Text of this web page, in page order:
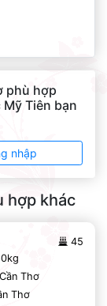
phù hợp
Tiên bạn
nhập
hợp khác
45
Thơ
Thơ